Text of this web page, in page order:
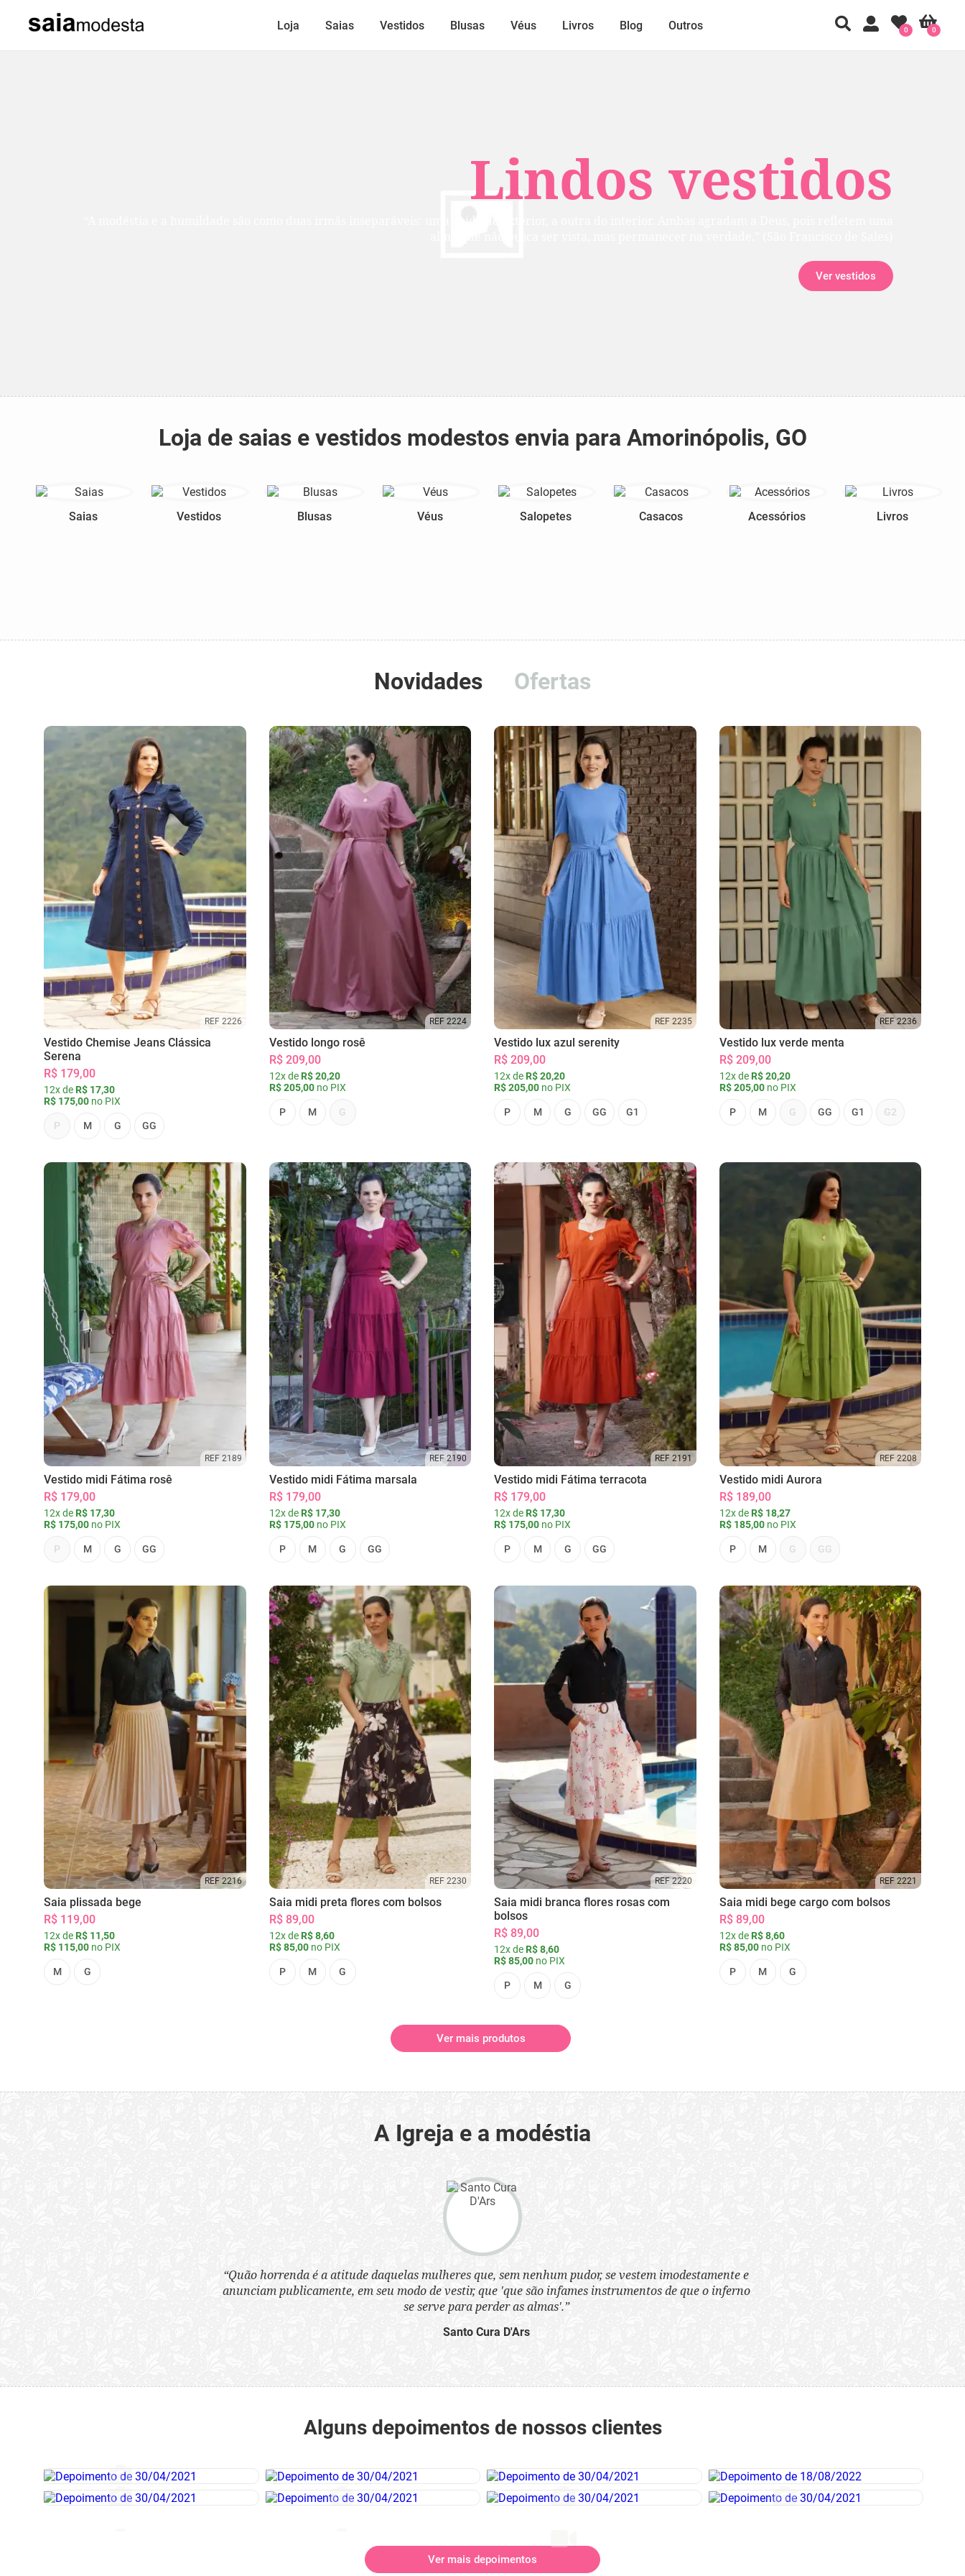
Lindos vestidos
Ver vestidos
Loja Saias Vestidos Blusas Véus Livros Blog Outros 0
0
Loja de saias e vestidos modestos envia para Amorinópolis, GO
Saias Vestidos Blusas Véus Salopetes Casacos Acessórios Livros
Novidades Ofertas
REF 2226
Vestido Chemise Jeans Clássica
Serena
R$ 179,00
12x de R$ 17,30
R$ 175,00 no PIX
P M G GG
REF 2224
Vestido longo rosê
R$ 209,00
12x de R$ 20,20
R$ 205,00no PIX
P M G
REF 2235
Vestido lux azul serenity
R$ 209,00
12x de R$ 20,20
R$ 205,00 no PIX
P M G GG G1
REF 2236
Vestido lux verde menta
R$ 209,00
12x de R$ 20,20
R$ 205,00no PIX
P M G GG G1 G2
REF 2189
Vestido midi Fátima rosê
R$ 179,00
12x de R$ 17,30
R$ 175,00 no PIX
P M G GG
REF 2190
Vestido midi Fátima marsala
R$ 179,00
12x de R$ 17,30
R$ 175,00no PIX
P M G GG
REF 2191
Vestido midi Fátima terracota
R$ 179,00
12x de R$ 17,30
R$ 175,00 no PIX
P M G GG
REF 2208
Vestido midi Aurora
R$ 189,00
12x de R$ 18,27
R$ 185,00no PIX
P M G GG
REF 2216
Saia plissada bege
R$ 119,00
12x de R$ 11,50
R$ 115,00 no PIX
M G
REF 2230
Saia midi preta flores com bolsos
R$ 89,00
12x de R$ 8,60
R$ 85,00no PIX
P M G
REF 2220
Saia midi branca flores rosas com
bolsos
R$ 89,00
12x de R$ 8,60
R$ 85,00 no PIX
P M G
REF 2221
Saia midi bege cargo com bolsos
R$ 89,00
12x de R$ 8,60
R$ 85,00no PIX
P M G
Ver mais produtos
A Igreja e a modéstia
“Quão horrenda é a atitude daquelas mulheres que, sem nenhum pudor, se vestem imodestamente e
anunciam publicamente, em seu modo de vestir, que 'que são infames instrumentos de que o inferno
se serve para perder as almas'.”
Santo Cura D'Ars
Alguns depoimentos de nossos clientes
Ver mais depoimentos